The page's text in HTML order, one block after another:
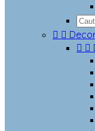
 
 